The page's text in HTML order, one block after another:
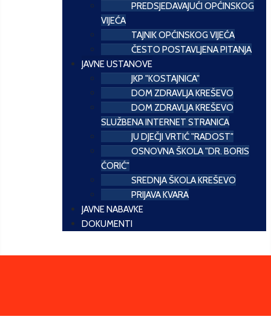
PREDSJEDAVAJUĆI OPĆINSKOG
VIJEĆA
TAJNIK OPĆINSKOG VIJEĆA
ČESTO POSTAVLJENA PITANJA
JAVNE USTANOVE
JKP "KOSTAJNICA"
DOM ZDRAVLJA KREŠEVO
DOM ZDRAVLJA KREŠEVO
SLUŽBENA INTERNET STRANICA
JU DJEČJI VRTIĆ "RADOST"
OSNOVNA ŠKOLA "DR. BORIS
ĆORIĆ"
SREDNJA ŠKOLA KREŠEVO
PRIJAVA KVARA
JAVNE NABAVKE
DOKUMENTI